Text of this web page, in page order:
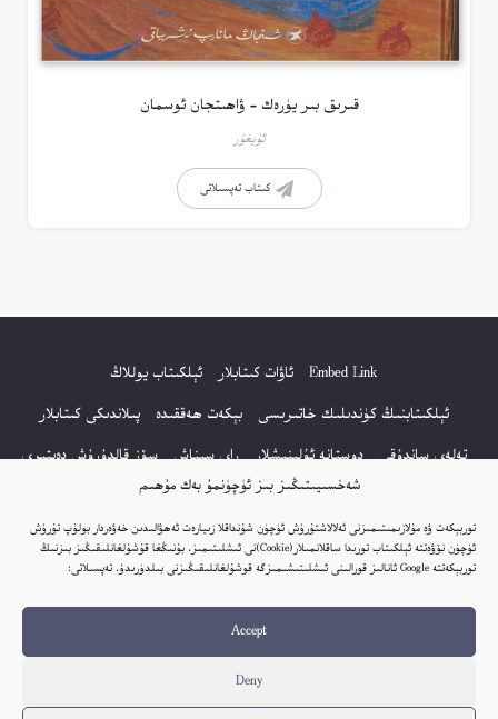
شەخسىيىتىڭىز بىز ئۈچۈنمۇ بەك مۇھىم
توربېكەت ۋە مۇلازىمىتىمىزنى ئەلالاشتۇرۇش ئۈچۈن شۇنداقلا زىيارەت ئەھۋالىدىن خەۋەردار بولۇپ تۇرۇش
ئۈچۈن نۆۋەتتە ئېلكىتاب تورىدا ساقلانمىلار(Cookie)نى ئىشلىتىمىز. بۇنىڭغا قۇشۇلغانلىقىڭىز بىزنىڭ
توربېكەتتە Google ئانالىز قورالىنى ئىشلىتىشىمىزگە قوشۇلغانلىقىڭىزنى بىلدۈرىدۇ. تەپسىلاتى:
Accept
Deny
قىرىق بىر يۈرەك – ۋاھىتجان ئوسمان
ئۇيغۇر
كىتاب تەپسىلاتى
Embed Link ئاۋات كىتابلار
ئېلكىتاب يوللاڭ
ئېلكىتابنىڭ كۈندىلىك خاتىرىسى
بېكەت ھەققىدە
پىلاندىكى كىتابلار
تەلەي ساندۇقى
دوستانە ئۇلىنىشلار راي سىناش
سۆز قالدۇرۇش دەپتىرى
كۆپ سورالغان سۇئاللار
كىتاب تىزىملىكى
مەخپىيەتلىك باياناتى
نەشىر ھوقۇقى باياناتى
© 2017-2026 تور بېكەتنىڭ بارلىق ھوقۇقى ئېلكىتاب تورى غا مەنسۇپ.
ھەر كۈنى يېڭى كىتابلار قوشۇلىۋاتىدۇ...